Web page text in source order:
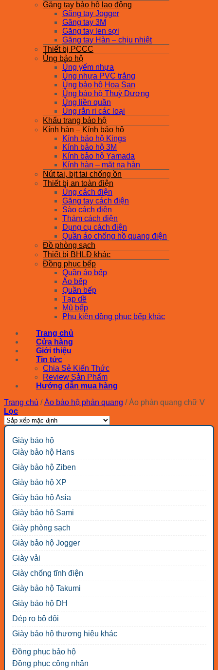
Găng tay bảo hộ lao động
Găng tay Jogger
Găng tay 3M
Găng tay len sợi
Găng tay Hàn – chịu nhiệt
Thiết bị PCCC
Ủng bảo hộ
Ủng yếm nhựa
Ủng nhựa PVC trắng
Ủng bảo hộ Hoa San
Ủng bảo hộ Thuỳ Dương
Ủng liền quần
Ủng rằn ri các loại
Khẩu trang bảo hộ
Kính hàn – Kính bảo hộ
Kính bảo hộ Kings
Kính bảo hộ 3M
Kính bảo hộ Yamada
Kính hàn – mặt nạ hàn
Nút tai, bịt tai chống ồn
Thiết bị an toàn điện
Ủng cách điện
Găng tay cách điện
Sào cách điện
Thảm cách điện
Dụng cụ cách điện
Quần áo chống hồ quang điện
Đồ phòng sạch
Thiết bị BHLĐ khác
Đồng phục bếp
Quần áo bếp
Áo bếp
Quần bếp
Tạp dề
Mũ bếp
Phụ kiện đồng phục bếp khác
Trang chủ
Cửa hàng
Giới thiệu
Tin tức
Chia Sẻ Kiến Thức
Review Sản Phẩm
Hướng dẫn mua hàng
Trang chủ / Áo bảo hộ phản quang /Áo phản quang chữ V
Lọc
Giày bảo hộ
Giày bảo hộ Hans
Giày bảo hộ Ziben
Giày bảo hộ XP
Giày bảo hộ Asia
Giày bảo hộ Sami
Giày phòng sạch
Giày bảo hộ Jogger
Giày vải
Giày chống tĩnh điện
Giày bảo hộ Takumi
Giày bảo hộ DH
Dép rọ bộ đội
Giày bảo hộ thương hiệu khác
Đồng phục bảo hộ
Đồng phục công nhân